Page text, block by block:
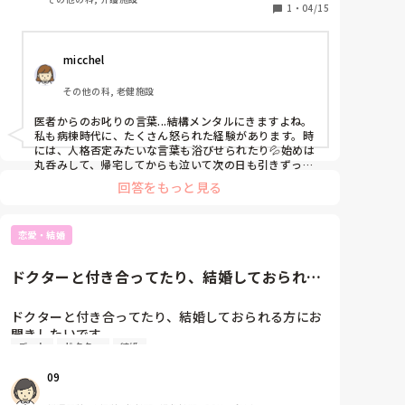
内服薬は継続してもよいかの連絡をしました。折り返
し連絡があった際に主治医から「貴方は抗ウイルス薬
護師としてそれで良いと思って連絡したのか？」と強
い口調で言われてしまいました。そういう解釈をされ
ると思わずびっくりして初めからことの説明と重複し
た抗ウイルス薬以外の処方薬は飲んでもいいのか聞く
と今度は「貴方は他の薬も抗ウイルス薬だとおもって
るの？」と言われ拉致があかず申し訳ございませんと
しか言えませんでした。訪問診療で処方された抗ウイ
ルス薬も7日分の処方なのに間違えて5日分処方されて
内服してる事を伝えると「確認したけど7日分で処方
調で言われ心が折れそうです…。また2週間後に往診
があるので必ず何か言われそうで怖いです。皆様は医
者から怒られた事ありますか？またどうやって乗り越
えてますか？？
頂きありがとうございました🙇‍♀️
1 ・ 04/15
micchel
その他の科, 老健施設
医者からのお叱りの言葉...結構メンタルにきますよね。
私も病棟時代に、たくさん怒られた経験があります。時
には、人格否定みたいな言葉も浴びせられたり💦始めは
丸呑みして、帰宅してからも泣いて次の日も引きずって
メンタル大崩壊でしたが、当の本人は言ったことも忘れ
てしまっていて普通に世間話もされました。多分怒られ
ようにしたら、自然と心が軽くなりました。
あまりちゃんとした答えにならないかもですが、対面で
めずにいてくださいね。2週間も経てば、お相手の方も
回答をもっと見る
恋愛・結婚
ドクターと付き合ってたり、結婚しておられる
ドクターと付き合ってたり、結婚しておられる方にお
聞きしたいです。
忙しくて連絡もデートもなかなかできないと思います
れますか？
デート ドクター 結婚
09